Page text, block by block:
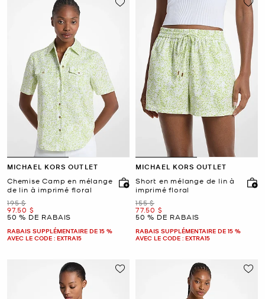
MICHAEL KORS OUTLET
Chemise Camp en mélange
de lin à imprimé floral
était
195 $
maintenant
97.50 $
50 % DE RABAIS
RABAIS SUPPLÉMENTAIRE DE 15 %
AVEC LE CODE : EXTRA15
MICHAEL KORS OUTLET
Short en mélange de lin à
imprimé floral
était
155 $
maintenant
77.50 $
50 % DE RABAIS
RABAIS SUPPLÉMENTAIRE DE 15 %
AVEC LE CODE : EXTRA15